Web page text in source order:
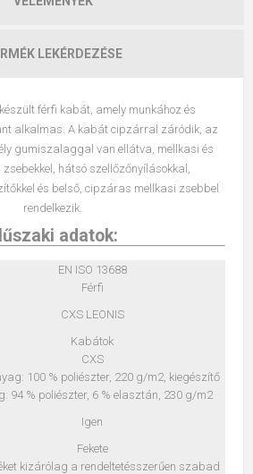
LEKÉRDEZÉSE
férfi kabát, amely munkához és
alkalmas. A kabát cipzárral záródik, az
gumiszalaggal van ellátva, mellkasi és
hátsó szellőzőnyílásokkal,
és belső, cipzáras mellkasi zsebbel
rendelkezik.
adatok:
EN ISO 13688
Férfi
CXS LEONIS
Kabátok
CXS
100 % poliészter, 220 g/m2, kiegészítő
94 % poliészter, 6 % elasztán, 230 g/m2
Igen
Fekete
kizárólag a rendeltetésszerűen szabad